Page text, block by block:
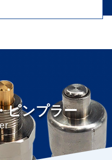
ピンプラー